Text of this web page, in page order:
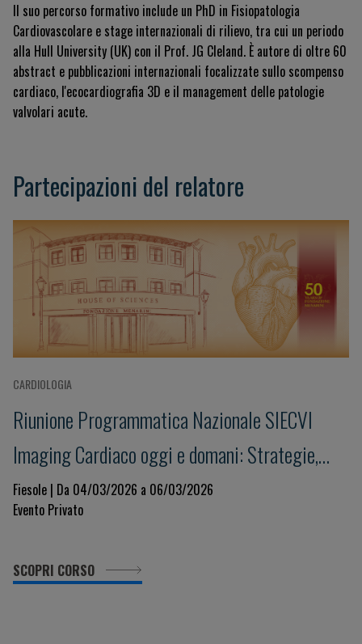
Il suo percorso formativo include un PhD in Fisiopatologia
Cardiovascolare e stage internazionali di rilievo, tra cui un periodo
alla Hull University (UK) con il Prof. JG Cleland. È autore di oltre 60
abstract e pubblicazioni internazionali focalizzate sullo scompenso
cardiaco, l'ecocardiografia 3D e il management delle patologie
valvolari acute.
Partecipazioni del relatore
CARDIOLOGIA
Riunione Programmatica Nazionale SIECVI
Imaging Cardiaco oggi e domani: Strategie,
Innovazione e Governance per un Sistema
Sostenibile
Fiesole | Da 04/03/2026 a 06/03/2026
Evento Privato
SCOPRI CORSO